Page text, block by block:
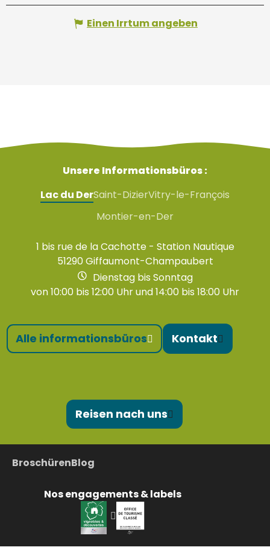
Einen Irrtum angeben
Unsere Informationsbüros :
Lac du DerSaint-DizierVitry-le-François
Montier-en-Der
1 bis rue de la Cachotte - Station Nautique
51290 Giffaumont-Champaubert
Dienstag bis Sonntag
von 10:00 bis 12:00 Uhr und 14:00 bis 18:00 Uhr
Alle informationsbüros Kontakt
Reisen nach uns
BroschürenBlog
Nos engagements & labels